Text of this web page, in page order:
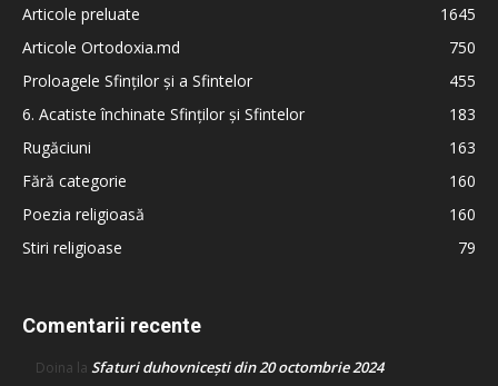
Articole preluate
1645
Articole Ortodoxia.md
750
Proloagele Sfinților și a Sfintelor
455
6. Acatiste închinate Sfinților și Sfintelor
183
Rugăciuni
163
Fără categorie
160
Poezia religioasă
160
Stiri religioase
79
Comentarii recente
Doina la Sfaturi duhovnicești din 20 octombrie 2024